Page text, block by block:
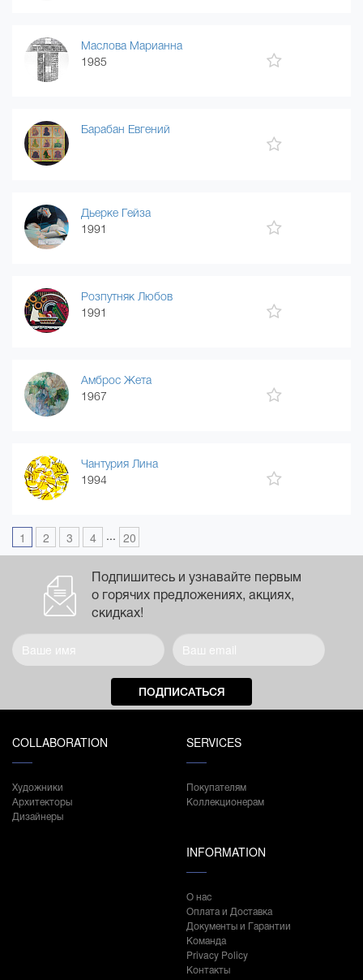
Маслова Марианна
1985
Барабан Евгений
Дьерке Гейза
1991
Розпутняк Любов
1991
Амброс Жета
1967
Чантурия Лина
1994
1 2 3 4 ... 20
Подпишитесь и узнавайте первым
о горячих предложениях, акциях,
скидках!
ПОДПИСАТЬСЯ
COLLABORATION
Художники
Архитекторы
Дизайнеры
SERVICES
Покупателям
Коллекционерам
INFORMATION
О нас
Оплата и Доставка
Документы и Гарантии
Команда
Privacy Policy
Контакты